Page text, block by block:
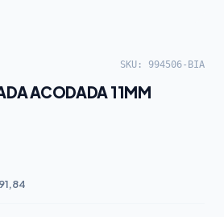
SKU: 994506-BIA
ACODADA 11MM